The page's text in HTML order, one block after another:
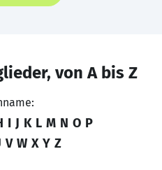
von A bis Z
I J K L M N O P
V W X Y Z